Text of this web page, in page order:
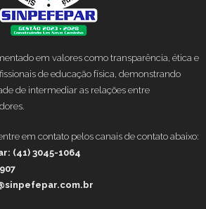
em valores como transparência, ética e
de educação física, demonstrando
de intermediar as relações entre
em contato pelos canais de contato abaixo:
(41) 3045-1064